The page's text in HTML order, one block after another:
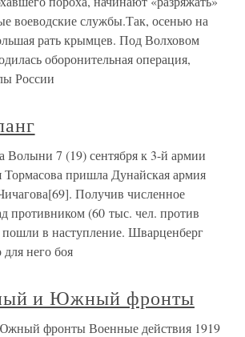
воеводские службы.Так, осенью на
рать крымцев. Под Волховом
оборонительная операция,
России
7 (19) сентября к 3-й армии
Тормасова пришла Дунайская армия
Получив численное
противником (60 тыс. чел. против
пошли в наступление. Шварценберг
для него боя
и Южный фронты
фронты Военные действия 1919